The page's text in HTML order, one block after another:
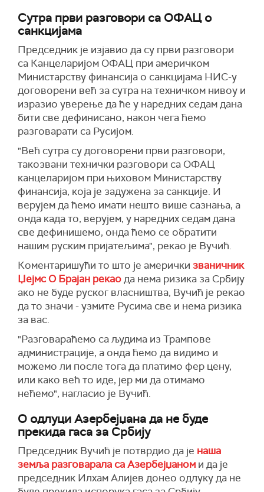
Сутра први разговори са ОФАЦ о
санкцијама
Председник je изјавио да су први разговори
са Канцеларијом ОФАЦ при америчком
Министарству финансија о санкцијама НИС-у
договорени већ за сутра на техничком нивоу и
изразио уверење да ће у наредних седам дана
бити све дефинисано, након чега ћемо
разговарати са Русијом.
"Већ сутра су договорени први разговори,
такозвани технички разговори са ОФАЦ
канцеларијом при њиховом Министарству
финансија, која је задужена за санкције. И
верујем да ћемо имати нешто више сазнања, а
онда када то, верујем, у наредних седам дана
све дефинишемо, онда ћемо се обратити
нашим руским пријатељима", рекао је Вучић.
Коментаришући то што је амерички званичник
Џејмс О Брајан рекаода нема ризика за Србију
ако не буде руског власништва, Вучић је рекао
да то значи - узмите Русима све и нема ризика
за вас.
"Разговараћемо са људима из Трампове
администрације, а онда ћемо да видимо и
можемо ли после тога да платимо фер цену,
или како већ то иде, јер ми да отимамо
нећемо", нагласио је Вучић.
О одлуци Азербејџана да не буде
прекида гаса за Србију
Председник Вучић је потврдио да је наша
земља разговарала са Азербејџаном и да је
председник Илхам Алијев донео одлуку да не